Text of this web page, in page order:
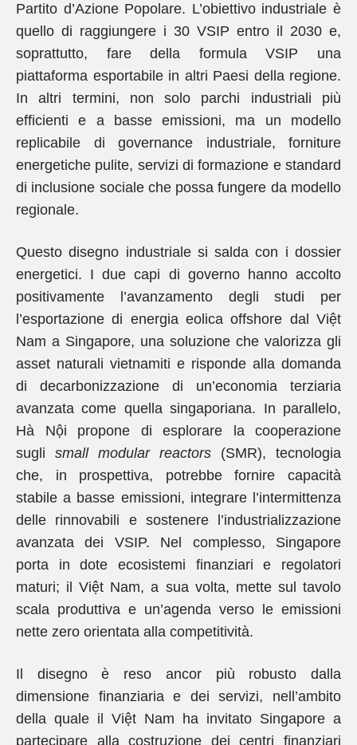
Partito d’Azione Popolare. L’obiettivo industriale è
quello di raggiungere i 30 VSIP entro il 2030 e,
soprattutto, fare della formula VSIP una
piattaforma esportabile in altri Paesi della regione.
In altri termini, non solo parchi industriali più
efficienti e a basse emissioni, ma un modello
replicabile di governance industriale, forniture
energetiche pulite, servizi di formazione e standard
di inclusione sociale che possa fungere da modello
regionale.
Questo disegno industriale si salda con i dossier
energetici. I due capi di governo hanno accolto
positivamente l’avanzamento degli studi per
l’esportazione di energia eolica offshore dal Việt
Nam a Singapore, una soluzione che valorizza gli
asset naturali vietnamiti e risponde alla domanda
di decarbonizzazione di un’economia terziaria
avanzata come quella singaporiana. In parallelo,
Hà Nội propone di esplorare la cooperazione
sugli small modular reactors (SMR), tecnologia
che, in prospettiva, potrebbe fornire capacità
stabile a basse emissioni, integrare l’intermittenza
delle rinnovabili e sostenere l’industrializzazione
avanzata dei VSIP. Nel complesso, Singapore
porta in dote ecosistemi finanziari e regolatori
maturi; il Việt Nam, a sua volta, mette sul tavolo
scala produttiva e un’agenda verso le emissioni
nette zero orientata alla competitività.
Il disegno è reso ancor più robusto dalla
dimensione finanziaria e dei servizi, nell’ambito
della quale il Việt Nam ha invitato Singapore a
partecipare alla costruzione dei centri finanziari